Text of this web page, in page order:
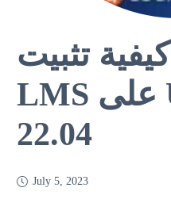
كيفية تثبيت Canvas
LMS على Ubuntu
22.04
July 5, 2023